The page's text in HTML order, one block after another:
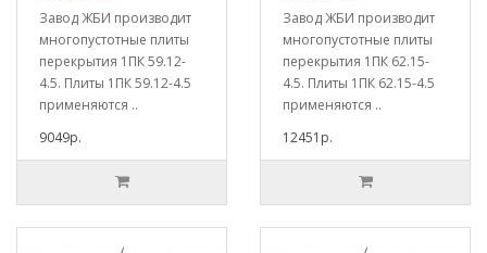
Завод ЖБИ производит
многопустотные плиты
перекрытия 1ПК 59.12-
4.5. Плиты 1ПК 59.12-4.5
применяются ..
9049р.
Завод ЖБИ производит
многопустотные плиты
перекрытия 1ПК 62.15-
4.5. Плиты 1ПК 62.15-4.5
применяются ..
12451р.